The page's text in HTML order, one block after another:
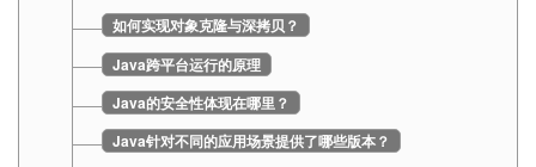
如何实现对象克隆与深拷贝？
Java跨平台运行的原理
Java的安全性体现在哪里？
Java针对不同的应用场景提供了哪些版本？